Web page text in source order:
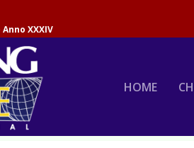
XXXIV
HOME